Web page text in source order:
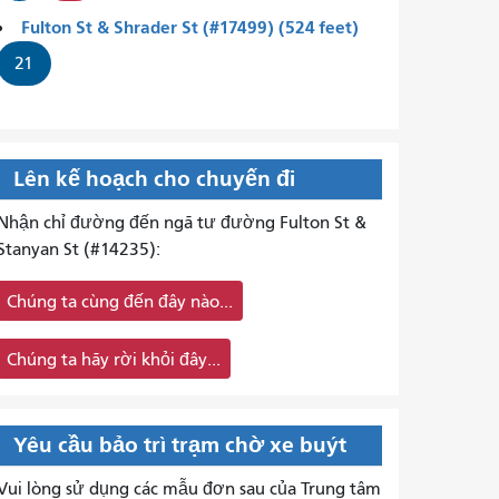
Fulton St & Shrader St (#17499) (524 feet)
21
Lên kế hoạch cho chuyến đi
chỉ đường đến ngã tư đường Fulton St &
St (#14235):
Chúng ta cùng đến đây nào...
Chúng ta hãy rời khỏi đây...
Yêu cầu bảo trì trạm chờ xe buýt
lòng sử dụng các mẫu đơn sau của Trung tâm